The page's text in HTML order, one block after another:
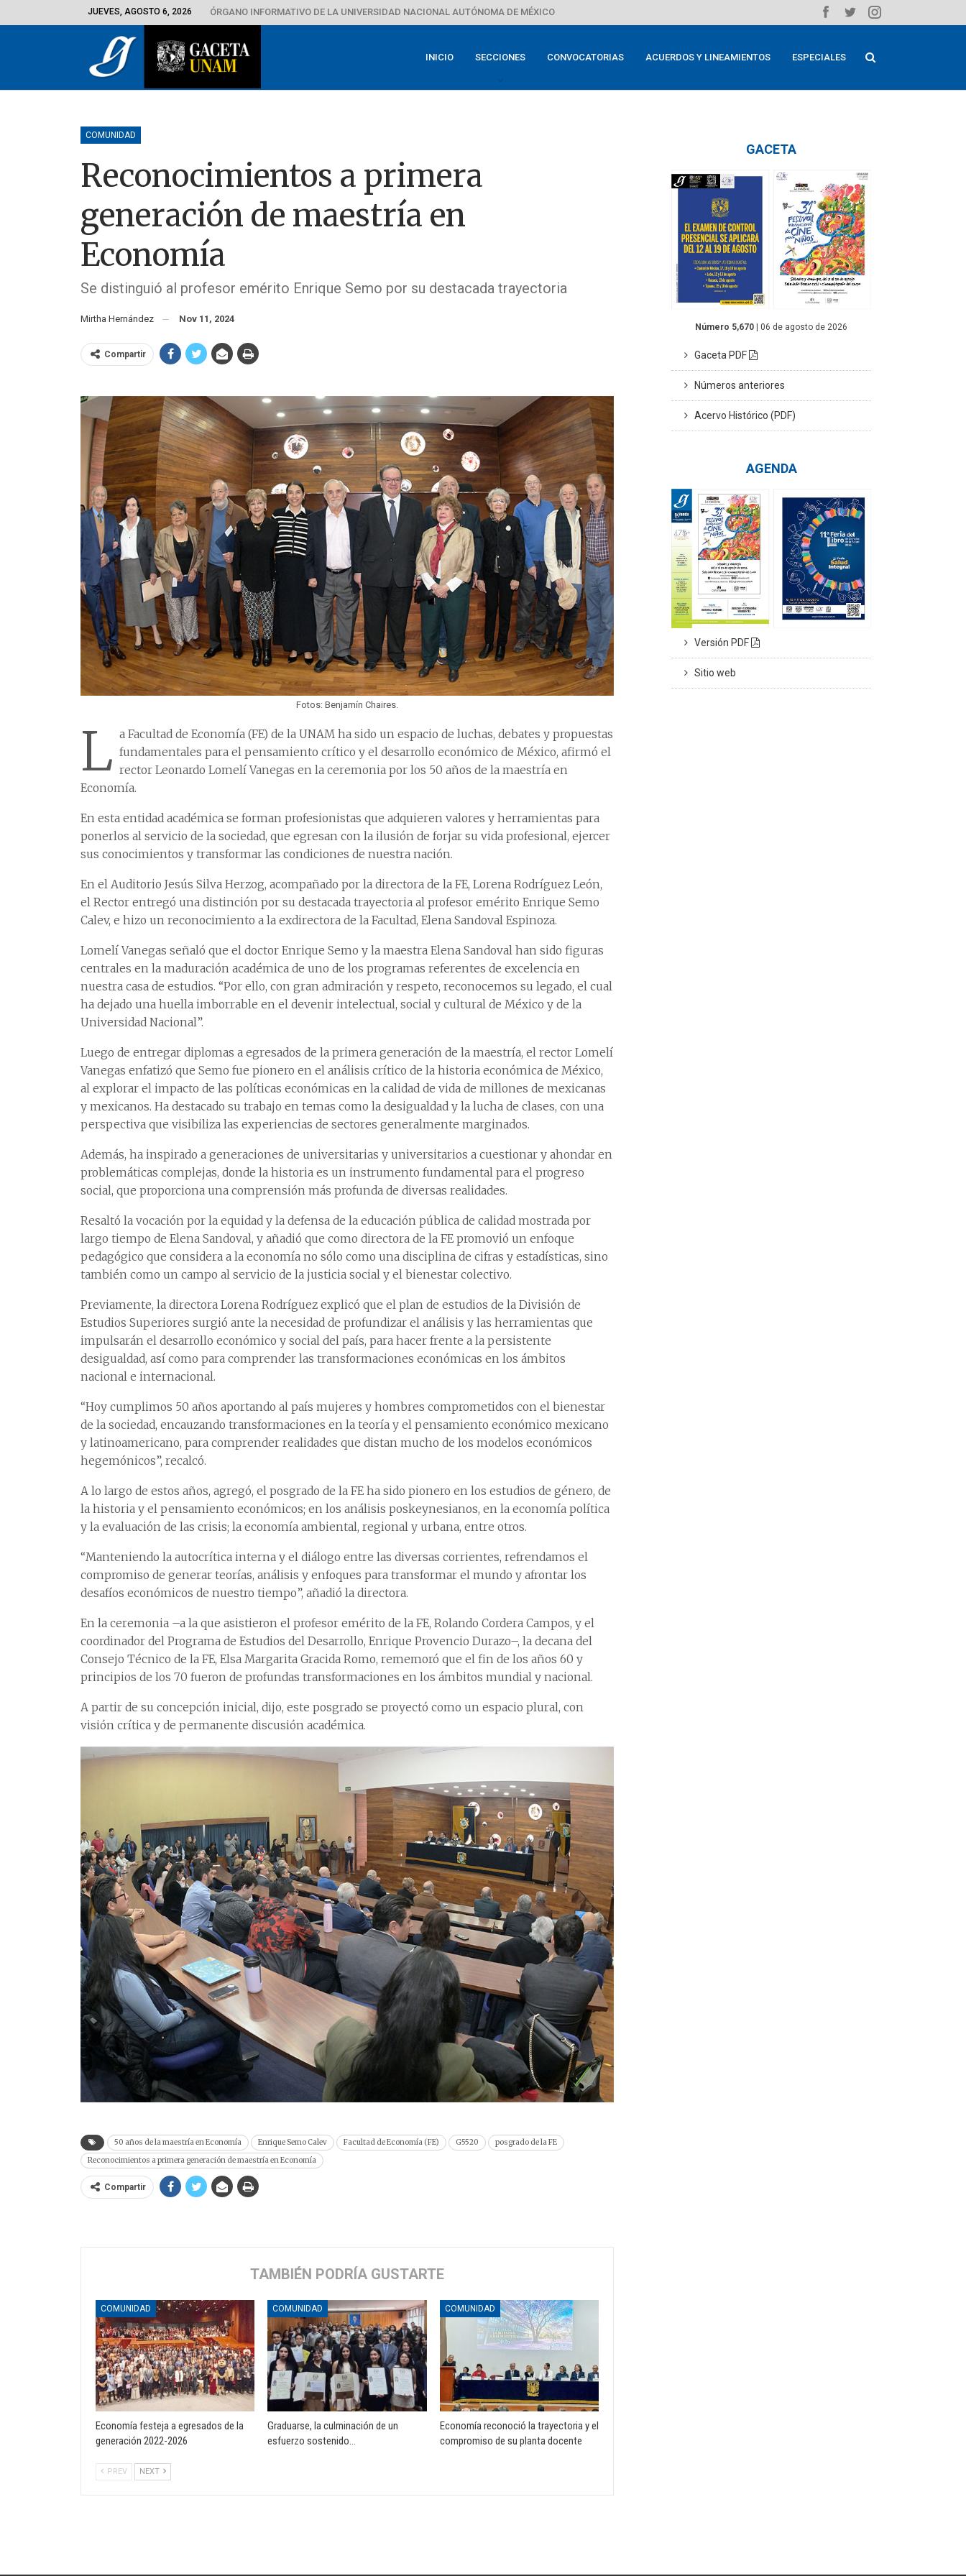
JUEVES, AGOSTO 6, 2026 ÓRGANO INFORMATIVO DE LA UNIVERSIDAD NACIONAL AUTÓNOMA DE MÉXICO
INICIO SECCIONES CONVOCATORIAS ACUERDOS Y LINEAMIENTOS ESPECIALES
COMUNIDAD
Reconocimientos a primera
generación de maestría en
Economía
Se distinguió al profesor emérito Enrique Semo por su destacada trayectoria
Mirtha Hernández Nov 11, 2024
Compartir
Fotos: Benjamín Chaires.
L a Facultad de Economía (FE) de la UNAM ha sido un espacio de luchas, debates y propuestas
fundamentales para el pensamiento crítico y el desarrollo económico de México, afirmó el
rector Leonardo Lomelí Vanegas en la ceremonia por los 50 años de la maestría en
Economía.
En esta entidad académica se forman profesionistas que adquieren valores y herramientas para
ponerlos al servicio de la sociedad, que egresan con la ilusión de forjar su vida profesional, ejercer
sus conocimientos y transformar las condiciones de nuestra nación.
En el Auditorio Jesús Silva Herzog, acompañado por la directora de la FE, Lorena Rodríguez León,
el Rector entregó una distinción por su destacada trayectoria al profesor emérito Enrique Semo
Calev, e hizo un reconocimiento a la exdirectora de la Facultad, Elena Sandoval Espinoza.
Lomelí Vanegas señaló que el doctor Enrique Semo y la maestra Elena Sandoval han sido figuras
centrales en la maduración académica de uno de los programas referentes de excelencia en
nuestra casa de estudios. “Por ello, con gran admiración y respeto, reconocemos su legado, el cual
ha dejado una huella imborrable en el devenir intelectual, social y cultural de México y de la
Universidad Nacional”.
Luego de entregar diplomas a egresados de la primera generación de la maestría, el rector Lomelí
Vanegas enfatizó que Semo fue pionero en el análisis crítico de la historia económica de México,
al explorar el impacto de las políticas económicas en la calidad de vida de millones de mexicanas
y mexicanos. Ha destacado su trabajo en temas como la desigualdad y la lucha de clases, con una
perspectiva que visibiliza las experiencias de sectores generalmente marginados.
Además, ha inspirado a generaciones de universitarias y universitarios a cuestionar y ahondar en
problemáticas complejas, donde la historia es un instrumento fundamental para el progreso
social, que proporciona una comprensión más profunda de diversas realidades.
Resaltó la vocación por la equidad y la defensa de la educación pública de calidad mostrada por
largo tiempo de Elena Sandoval, y añadió que como directora de la FE promovió un enfoque
pedagógico que considera a la economía no sólo como una disciplina de cifras y estadísticas, sino
también como un campo al servicio de la justicia social y el bienestar colectivo.
Previamente, la directora Lorena Rodríguez explicó que el plan de estudios de la División de
Estudios Superiores surgió ante la necesidad de profundizar el análisis y las herramientas que
impulsarán el desarrollo económico y social del país, para hacer frente a la persistente
desigualdad, así como para comprender las transformaciones económicas en los ámbitos
nacional e internacional.
“Hoy cumplimos 50 años aportando al país mujeres y hombres comprometidos con el bienestar
de la sociedad, encauzando transformaciones en la teoría y el pensamiento económico mexicano
y latinoamericano, para comprender realidades que distan mucho de los modelos económicos
hegemónicos”, recalcó.
A lo largo de estos años, agregó, el posgrado de la FE ha sido pionero en los estudios de género, de
la historia y el pensamiento económicos; en los análisis poskeynesianos, en la economía política
y la evaluación de las crisis; la economía ambiental, regional y urbana, entre otros.
“Manteniendo la autocrítica interna y el diálogo entre las diversas corrientes, refrendamos el
compromiso de generar teorías, análisis y enfoques para transformar el mundo y afrontar los
desafíos económicos de nuestro tiempo”, añadió la directora.
En la ceremonia –a la que asistieron el profesor emérito de la FE, Rolando Cordera Campos, y el
coordinador del Programa de Estudios del Desarrollo, Enrique Provencio Durazo–, la decana del
Consejo Técnico de la FE, Elsa Margarita Gracida Romo, rememoró que el fin de los años 60 y
principios de los 70 fueron de profundas transformaciones en los ámbitos mundial y nacional.
A partir de su concepción inicial, dijo, este posgrado se proyectó como un espacio plural, con
visión crítica y de permanente discusión académica.
50 años de la maestría en Economía Enrique Semo Calev Facultad de Economía (FE) G5520
posgrado de la FE
Reconocimientos a primera generación de maestría en Economía
Compartir
TAMBIÉN PODRÍA GUSTARTE
COMUNIDAD
Economía festeja a egresados de la
generación 2022-2026
COMUNIDAD
Graduarse, la culminación de un
esfuerzo sostenido…
COMUNIDAD
Economía reconoció la trayectoria y el
compromiso de su planta docente
PREV NEXT
GACETA
Número 5,670 | 06 de agosto de 2026
Gaceta PDF
Números anteriores
Acervo Histórico (PDF)
AGENDA
Versión PDF
Sitio web